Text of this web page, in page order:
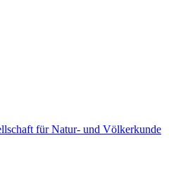
für Natur- und Völkerkunde